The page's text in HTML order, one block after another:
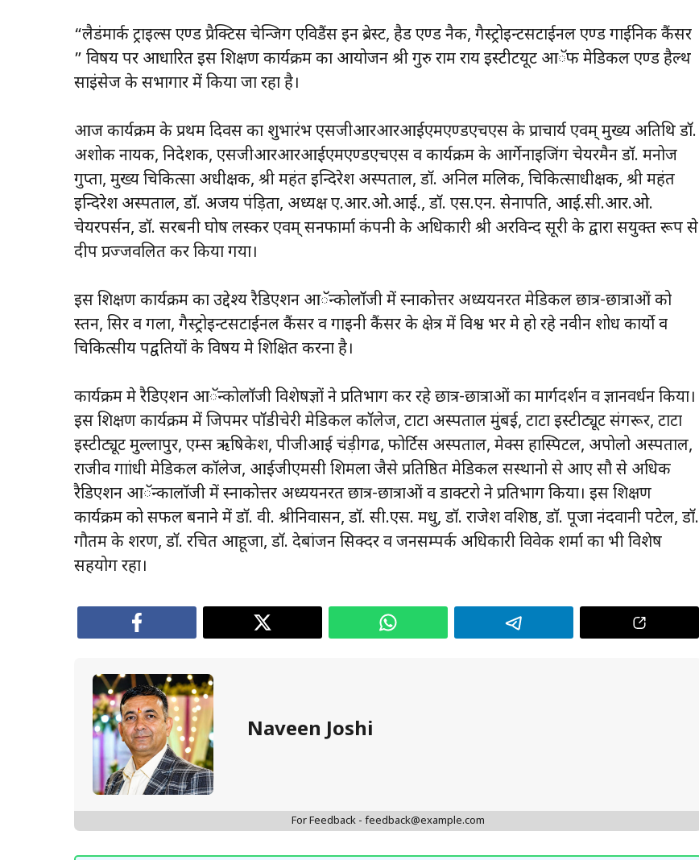
“लैडंमार्क ट्राइल्स एण्ड प्रैक्टिस चेन्जिग एविडैंस इन ब्रेस्ट, हैड एण्ड नैक, गैस्ट्रोइन्टसटाईनल एण्ड गाईनिक कैंसर
” विषय पर आधारित इस शिक्षण कार्यक्रम का आयोजन श्री गुरु राम राय इस्टीटयूट आॅफ मेडिकल एण्ड हैल्थ
साइंसेज के सभागार में किया जा रहा है।
आज कार्यक्रम के प्रथम दिवस का शुभारंभ एसजीआरआरआईएमएण्डएचएस के प्राचार्य एवम् मुख्य अतिथि डाॅ.
अशोक नायक, निदेशक, एसजीआरआरआईएमएण्डएचएस व कार्यक्रम के आर्गेनाइजिंग चेयरमैन डाॅ. मनोज
गुप्ता, मुख्य चिकित्सा अधीक्षक, श्री महंत इन्दिरेश अस्पताल, डाॅ. अनिल मलिक, चिकित्साधीक्षक, श्री महंत
इन्दिरेश अस्पताल, डाॅ. अजय पंड़िता, अध्यक्ष ए.आर.ओ.आई., डाॅ. एस.एन. सेनापति, आई.सी.आर.ओ.
चेयरपर्सन, डाॅ. सरबनी घोष लस्कर एवम् सनफार्मा कंपनी के अधिकारी श्री अरविन्द सूरी के द्वारा सयुक्त रूप से
दीप प्रज्जवलित कर किया गया।
इस शिक्षण कार्यक्रम का उद्देश्य रैडिएशन आॅन्कोलाॅजी में स्नाकोत्तर अध्ययनरत मेडिकल छात्र-छात्राओं को
स्तन, सिर व गला, गैस्ट्रोइन्टसटाईनल कैंसर व गाइनी कैंसर के क्षेत्र में विश्व भर मे हो रहे नवीन शोध कार्यो व
चिकित्सीय पद्वतियों के विषय मे शिक्षित करना है।
कार्यक्रम मे रैडिएशन आॅन्कोलाॅजी विशेषज्ञों ने प्रतिभाग कर रहे छात्र-छात्राओं का मार्गदर्शन व ज्ञानवर्धन किया।
इस शिक्षण कार्यक्रम में जिपमर पाॅडीचेरी मेडिकल काॅलेज, टाटा अस्पताल मुंबई, टाटा इस्टीट्यूट संगरूर, टाटा
इस्टीट्यूट मुल्लापुर, एम्स ऋषिकेश, पीजीआई चंड़ीगढ, फोर्टिस अस्पताल, मेक्स हास्पिटल, अपोलो अस्पताल,
राजीव गाांधी मेडिकल काॅलेज, आईजीएमसी शिमला जैसे प्रतिष्ठित मेडिकल सस्थानो से आए सौ से अधिक
रैडिएशन आॅन्कालाॅजी में स्नाकोत्तर अध्ययनरत छात्र-छात्राओं व डाक्टरो ने प्रतिभाग किया। इस शिक्षण
कार्यक्रम को सफल बनाने में डाॅ. वी. श्रीनिवासन, डाॅ. सी.एस. मधु, डाॅ. राजेश वशिष्ठ, डाॅ. पूजा नंदवानी पटेल, डाॅ.
गौतम के शरण, डाॅ. रचित आहूजा, डाॅ. देबांजन सिक्दर व जनसम्पर्क अधिकारी विवेक शर्मा का भी विशेष
सहयोग रहा।
Naveen Joshi
For Feedback - feedback@example.com